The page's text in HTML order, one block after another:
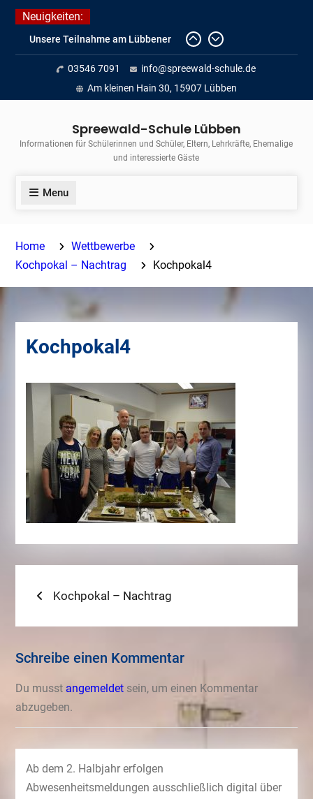
Skip
content
Neuigkeiten:
Unsere Teilnahme am Lübbener
Fortführung des verkürzten
Unterrichts aufgrund der hohen
Temperaturen (22.06. bis
Journalismus hautnah
03546 7091
info@spreewald-schule.de
Am kleinen Hain 30, 15907 Lübben
Spreewald-Schule Lübben
Informationen für Schülerinnen und Schüler, Eltern, Lehrkräfte, Ehemalige
und interessierte Gäste
Menu
Home
Wettbewerbe
Kochpokal – Nachtrag
Kochpokal4
Kochpokal4
Beitragsnavigation
Previous
Kochpokal – Nachtrag
Schreibe einen Kommentar
Du musst angemeldetsein, um einen Kommentar
abzugeben.
Ab dem 2. Halbjahr erfolgen
Abwesenheitsmeldungen ausschließlich digital über